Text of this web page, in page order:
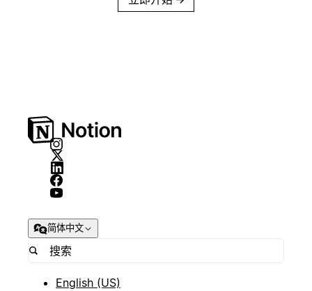
简体中文
English (US)